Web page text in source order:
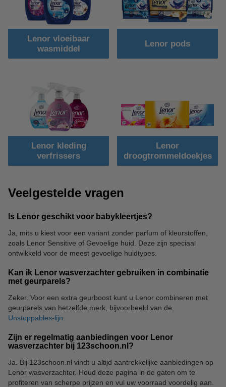
Lenor vloeibaar
wasmiddel
Lenor pods
Lenor kleding
verfrissers
Lenor
droogtrommeldoekjes
Veelgestelde vragen
Is Lenor geschikt voor babykleertjes?
Ja, mits u kiest voor een variant zonder parfum of kleurstoffen,
zoals Lenor Sensitive of Gevoelige huid. Deze zijn speciaal
ontwikkeld voor de meest gevoelige huidtypes.
Kan ik Lenor wasverzachter gebruiken in combinatie
met geurparels?
Zeker. Voor een extra geurboost kunt u Lenor combineren met
geurparels van hetzelfde merk, bijvoorbeeld van de
Unstoppables-lijn
Zijn er regelmatig aanbiedingen voor Lenor
wasverzachter bij 123schoon.nl?
Ja. Bij 123schoon.nl vindt u altijd aantrekkelijke aanbiedingen op
Lenor wasverzachter. Houd deze pagina in de gaten om te
profiteren van scherpe prijzen en vul uw voorraad voordelig aan.